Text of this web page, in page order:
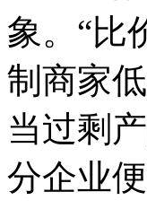
象。“比
制商家
当过剩
分企业